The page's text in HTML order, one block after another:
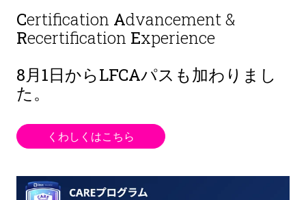
Certification Advancement &
Recertification Experience
8月1日からLFCAパスも加わりまし
た。
くわしくはこちら